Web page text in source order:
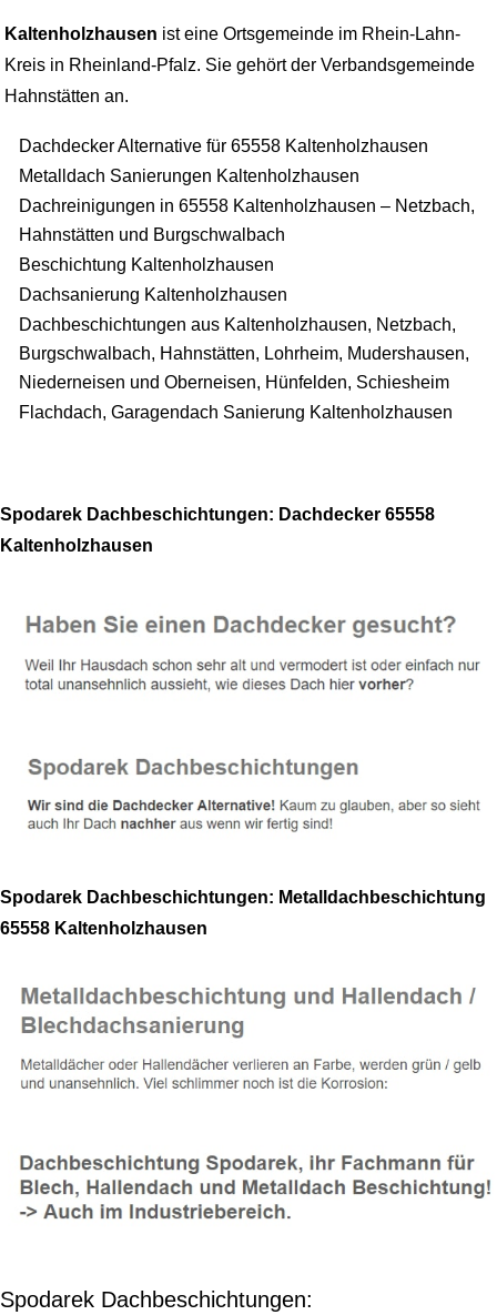
Kaltenholzhausen ist eine Ortsgemeinde im Rhein-Lahn-
Kreis in Rheinland-Pfalz. Sie gehört der Verbandsgemeinde
Hahnstätten an.
Dachdecker Alternative für 65558 Kaltenholzhausen
Metalldach Sanierungen Kaltenholzhausen
Dachreinigungen in 65558 Kaltenholzhausen – Netzbach,
Hahnstätten und Burgschwalbach
Beschichtung Kaltenholzhausen
Dachsanierung Kaltenholzhausen
Dachbeschichtungen aus Kaltenholzhausen, Netzbach,
Burgschwalbach, Hahnstätten, Lohrheim, Mudershausen,
Niederneisen und Oberneisen, Hünfelden, Schiesheim
Flachdach, Garagendach Sanierung Kaltenholzhausen
Spodarek Dachbeschichtungen: Dachdecker 65558
Kaltenholzhausen
Spodarek Dachbeschichtungen: Metalldachbeschichtung
65558 Kaltenholzhausen
Spodarek Dachbeschichtungen: